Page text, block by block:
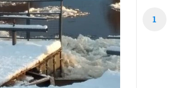
1